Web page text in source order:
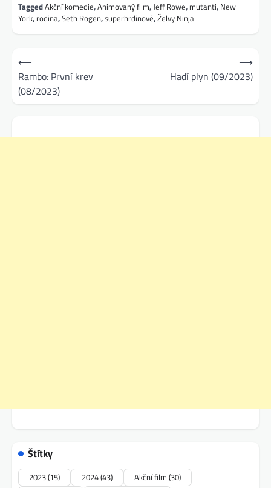
TaggedAkční komedie,Animovaný film,Jeff Rowe, mutanti, New
York, rodina,Seth Rogen,superhrdinové,Želvy Ninja
Navigace
pro
příspěvek
⟵
Rambo: První krev
(08/2023)
Hadí plyn (09/2023)
⟶
Štítky
2023(15) 2024(43) Akční film (30)